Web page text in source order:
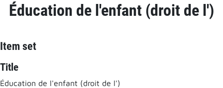
Éducation de l'enfant (droit de l')
Item set
Title
Éducation de l'enfant (droit de l')